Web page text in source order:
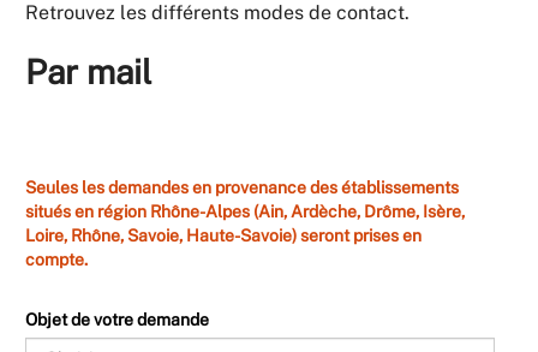
Retrouvez les différents modes de contact.
Par mail
Seules les demandes en provenance des établissements
situés en région Rhône-Alpes (Ain, Ardèche, Drôme, Isère,
Loire, Rhône, Savoie, Haute-Savoie) seront prises en
compte.
Objet de votre demande